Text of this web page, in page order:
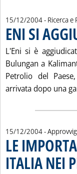
15/12/2004- Ricerca
ENI SI
. Pubblicata mercoledì 15
L'Eni si è
Bulungan a
Petrolio del
arrivata dopo una
15/12/2004-
LE
ITALIA NEI